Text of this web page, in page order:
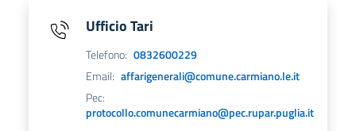
Ufficio Tari
Telefono: 0832600229
Email: affarigenerali@comune.carmiano.le.it
Pec:
protocollo.comunecarmiano@pec.rupar.puglia.it